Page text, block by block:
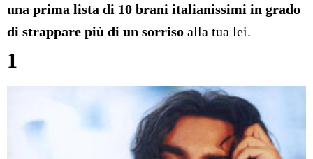
una prima lista di 10 brani italianissimi in grado
di strappare più di un sorriso alla tua lei.
1